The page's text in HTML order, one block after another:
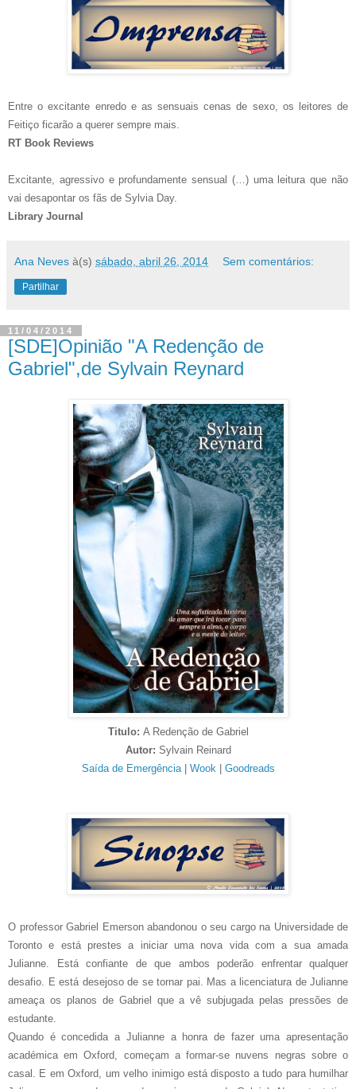
Entre o excitante enredo e as sensuais cenas de sexo, os leitores de
Feitiço ficarão a querer sempre mais.
RT Book Reviews
Excitante, agressivo e profundamente sensual (…) uma leitura que não
vai desapontar os fãs de Sylvia Day.
Library Journal
Ana Neves à(s) sábado, abril 26, 2014 Sem comentários:
Partilhar
11/04/2014
[SDE]Opinião "A Redenção de
Gabriel",de Sylvain Reynard
Titulo: A Redenção de Gabriel
Autor: Sylvain Reinard
Saída de Emergência| Wook| Goodreads
O professor Gabriel Emerson abandonou o seu cargo na Universidade de
Toronto e está prestes a iniciar uma nova vida com a sua amada
Julianne. Está confiante de que ambos poderão enfrentar qualquer
desafio. E está desejoso de se tornar pai. Mas a licenciatura de Julianne
ameaça os planos de Gabriel que a vê subjugada pelas pressões de
estudante.
Quando é concedida a Julianne a honra de fazer uma apresentação
académica em Oxford, começam a formar-se nuvens negras sobre o
casal. E em Oxford, um velho inimigo está disposto a tudo para humilhar